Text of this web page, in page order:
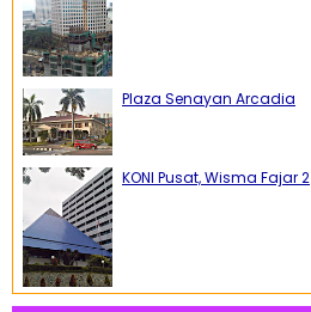
Plaza Senayan Arcadia
KONI Pusat, Wisma Fajar 2